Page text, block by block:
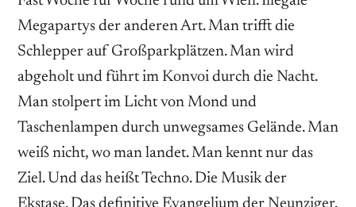
Megapartys der anderen Art. Man trifft die
Schlepper auf Großparkplätzen. Man wird
abgeholt und führt im Konvoi durch die Nacht.
Man stolpert im Licht von Mond und
Taschenlampen durch unwegsames Gelände. Man
weiß nicht, wo man landet. Man kennt nur das
Ziel. Und das heißt Techno. Die Musik der
Ekstase. Das definitive Evangelium der Neunziger.